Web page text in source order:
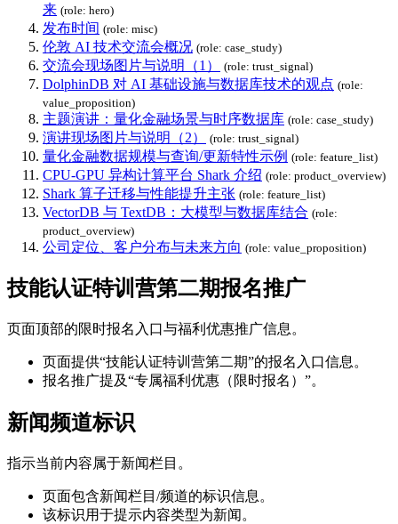
来 (role: hero)
发布时间 (role: misc)
伦敦 AI 技术交流会概况 (role: case_study)
交流会现场图片与说明（1） (role: trust_signal)
DolphinDB 对 AI 基础设施与数据库技术的观点 (role:
value_proposition)
主题演讲：量化金融场景与时序数据库 (role: case_study)
演讲现场图片与说明（2） (role: trust_signal)
量化金融数据规模与查询/更新特性示例 (role: feature_list)
CPU-GPU 异构计算平台 Shark 介绍 (role: product_overview)
Shark 算子迁移与性能提升主张 (role: feature_list)
VectorDB 与 TextDB：大模型与数据库结合 (role:
product_overview)
公司定位、客户分布与未来方向 (role: value_proposition)
技能认证特训营第二期报名推广
页面顶部的限时报名入口与福利优惠推广信息。
页面提供“技能认证特训营第二期”的报名入口信息。
报名推广提及“专属福利优惠（限时报名）”。
新闻频道标识
指示当前内容属于新闻栏目。
页面包含新闻栏目/频道的标识信息。
该标识用于提示内容类型为新闻。